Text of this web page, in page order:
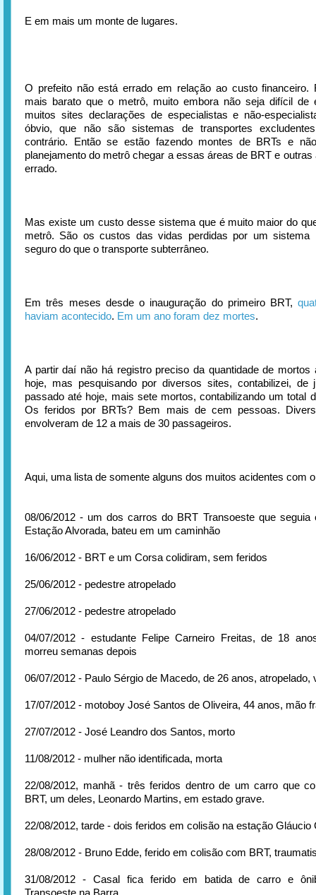
E em mais um monte de lugares.
O prefeito não está errado em relação ao custo financeiro.
mais barato que o metrô, muito embora não seja difícil de
muitos sites declarações de especialistas e não-
óbvio, que não são sistemas de transportes
contrário. Então se estão fazendo montes de BRTs e
planejamento do metrô chegar a essas áreas de BRT e outras
errado.
Mas existe um custo desse sistema que é muito maior do
metrô. São os custos das vidas perdidas por um sistema
seguro do que o transporte subterrâneo.
Em três meses desde o inauguração do primeiro BRT,
haviam acontecido. Em um ano foram dez mortes.
A partir daí não há registro preciso da quantidade de mortos
hoje, mas pesquisando por diversos sites, contabilizei, de
passado até hoje, mais sete mortos, contabilizando um total
Os feridos por BRTs? Bem mais de cem pessoas.
envolveram de 12 a mais de 30 passageiros.
Aqui, uma lista de somente alguns dos muitos acidentes com
08/06/2012 - um dos carros do BRT Transoeste que seguia
Estação Alvorada, bateu em um caminhão
16/06/2012 - BRT e um Corsa colidiram, sem feridos
25/06/2012 - pedestre atropelado
27/06/2012 - pedestre atropelado
04/07/2012 - estudante Felipe Carneiro Freitas, de 18
morreu semanas depois
06/07/2012 - Paulo Sérgio de Macedo, de 26 anos, atropelado,
17/07/2012 - motoboy José Santos de Oliveira, 44 anos, mão
27/07/2012 - José Leandro dos Santos, morto
11/08/2012 - mulher não identificada, morta
22/08/2012, manhã - três feridos dentro de um carro que
BRT, um deles, Leonardo Martins, em estado grave.
22/08/2012, tarde - dois feridos em colisão na estação Gláucio
28/08/2012 - Bruno Edde, ferido em colisão com BRT,
31/08/2012 - Casal fica ferido em batida de carro e
Transoeste na Barra